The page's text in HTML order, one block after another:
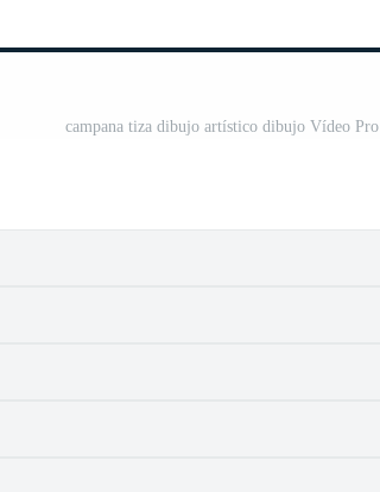
campana tiza dibujo artístico dibujo Vídeo Pro